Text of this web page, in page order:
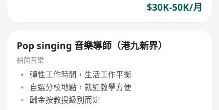
$30K-50K/月
Pop singing 音樂導師（港九新界）
柏茵音樂
彈性工作時間，生活工作平衡
自選分校地點，就近教學方便
酬金按教授級別而定